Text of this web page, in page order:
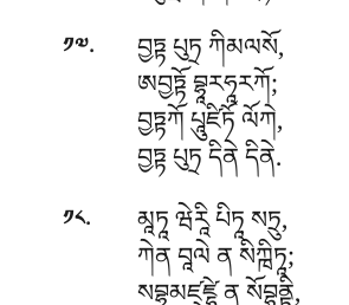
༡༧. བྱཏྟ པུཏྲ ཀིམལསོ,
ཨབྱཏྟོ བྷཱརཧཱརཀོ;
བྱཏྟཀོ པཱུཛིཏོ ལོཀེ,
བྱཏྟ པུཏྲ དིནེ དིནེ.
༡༨. མཱཏཱ ཝེརཱི པིཏཱ སཏྲུ,
ཀེན བཱལེ ན སིཀྑིཏཱ;